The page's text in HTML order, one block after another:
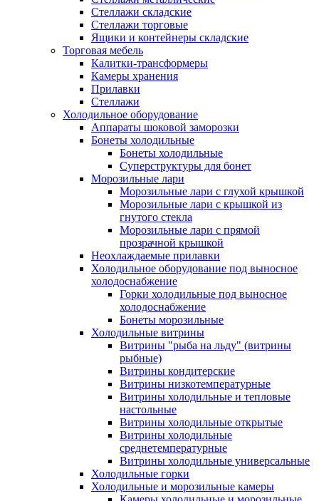
Стеллажи складские
Стеллажи торговые
Ящики и контейнеры складские
Торговая мебель
Калитки-трансформеры
Камеры хранения
Прилавки
Стеллажи
Холодильное оборудование
Аппараты шоковой заморозки
Бонеты холодильные
Бонеты холодильные
Суперструктуры для бонет
Морозильные лари
Морозильные лари с глухой крышкой
Морозильные лари с крышкой из
гнутого стекла
Морозильные лари с прямой
прозрачной крышкой
Неохлаждаемые прилавки
Холодильное оборудование под выносное
холодоснабжение
Горки холодильные под выносное
холодоснабжение
Бонеты морозильные
Холодильные витрины
Витрины "рыба на льду" (витрины
рыбные)
Витрины кондитерские
Витрины низкотемпературные
Витрины холодильные и тепловые
настольные
Витрины холодильные открытые
Витрины холодильные
среднетемпературные
Витрины холодильные универсальные
Холодильные горки
Холодильные и морозильные камеры